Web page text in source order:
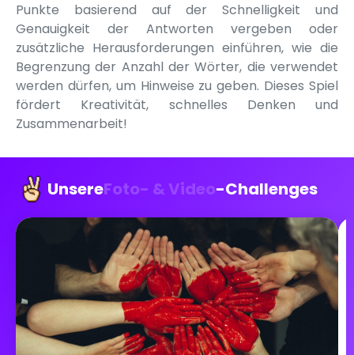
Punkte basierend auf der Schnelligkeit und
Genauigkeit der Antworten vergeben oder
zusätzliche Herausforderungen einführen, wie die
Begrenzung der Anzahl der Wörter, die verwendet
werden dürfen, um Hinweise zu geben. Dieses Spiel
fördert Kreativität, schnelles Denken und
Zusammenarbeit!
UnsereFoto- & Video-Challenges